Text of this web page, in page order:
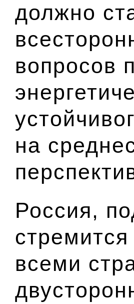
должно
вопросов
на
Россия,
всеми